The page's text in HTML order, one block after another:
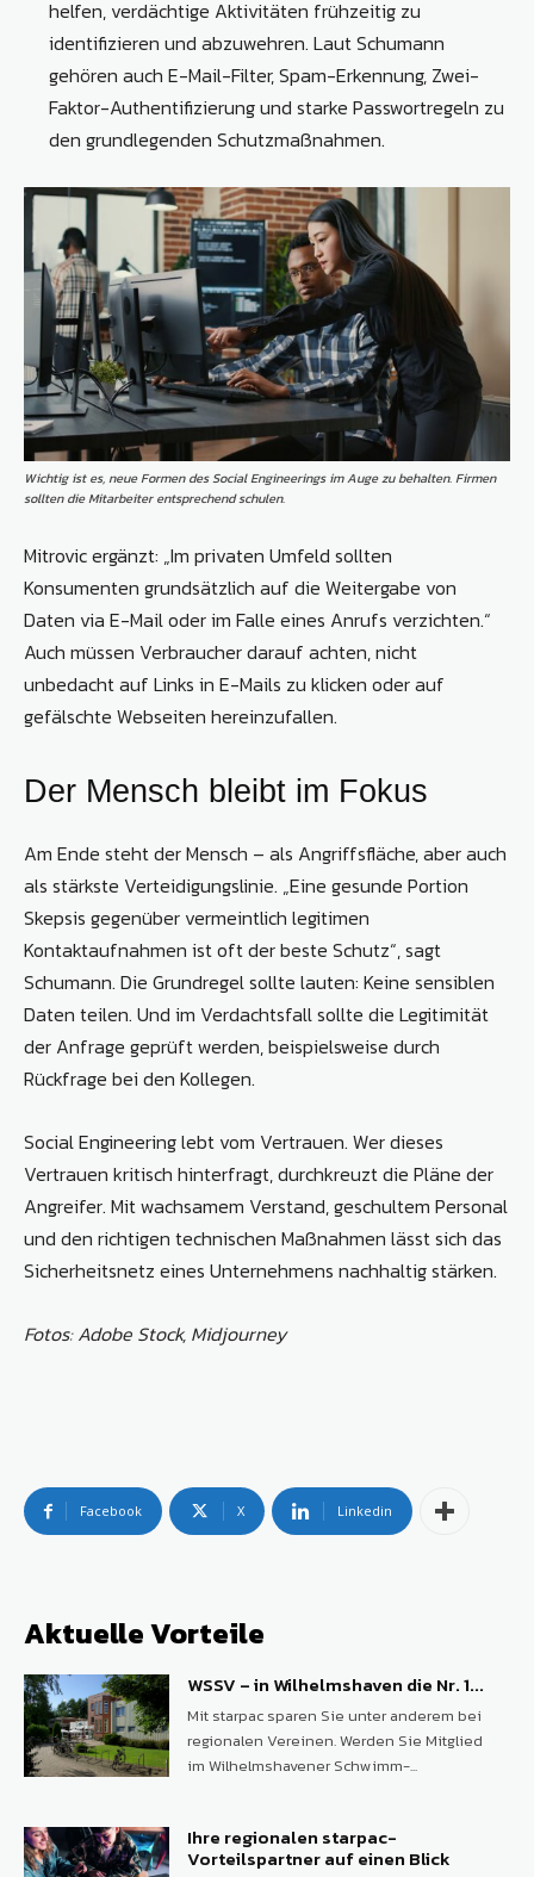
helfen, verdächtige Aktivitäten frühzeitig zu
identifizieren und abzuwehren. Laut Schumann
gehören auch E-Mail-Filter, Spam-Erkennung, Zwei-
Faktor-Authentifizierung und starke Passwortregeln zu
den grundlegenden Schutzmaßnahmen.
Wichtig ist es, neue Formen des Social Engineerings im Auge zu behalten. Firmen
sollten die Mitarbeiter entsprechend schulen.
Mitrovic ergänzt: „Im privaten Umfeld sollten
Konsumenten grundsätzlich auf die Weitergabe von
Daten via E-Mail oder im Falle eines Anrufs verzichten.“
Auch müssen Verbraucher darauf achten, nicht
unbedacht auf Links in E-Mails zu klicken oder auf
gefälschte Webseiten hereinzufallen.
Der Mensch bleibt im Fokus
Am Ende steht der Mensch – als Angriffsfläche, aber auch
als stärkste Verteidigungslinie. „Eine gesunde Portion
Skepsis gegenüber vermeintlich legitimen
Kontaktaufnahmen ist oft der beste Schutz“, sagt
Schumann. Die Grundregel sollte lauten: Keine sensiblen
Daten teilen. Und im Verdachtsfall sollte die Legitimität
der Anfrage geprüft werden, beispielsweise durch
Rückfrage bei den Kollegen.
Social Engineering lebt vom Vertrauen. Wer dieses
Vertrauen kritisch hinterfragt, durchkreuzt die Pläne der
Angreifer. Mit wachsamem Verstand, geschultem Personal
und den richtigen technischen Maßnahmen lässt sich das
Sicherheitsnetz eines Unternehmens nachhaltig stärken.
Fotos: Adobe Stock, Midjourney
Facebook X Linkedin
Aktuelle Vorteile
WSSV – in Wilhelmshaven die Nr. 1...
Mit starpac sparen Sie unter anderem bei
regionalen Vereinen. Werden Sie Mitglied
im Wilhelmshavener Schwimm-...
Ihre regionalen starpac-
Vorteilspartner auf einen Blick